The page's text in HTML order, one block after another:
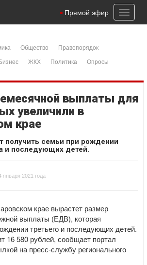
Toggle
Прямой эфир
Общество
Правопорядок
ЖКХ Политика
Опросы
выплаты для
увеличили в
крае
получить семьи при рождении
и последующих детей.
января 2021 года
крае вырастет размер
выплаты (ЕДВ), которая
третьего и последующих детей.
16 580 рублей, сообщает портал
на пресс-службу регионального